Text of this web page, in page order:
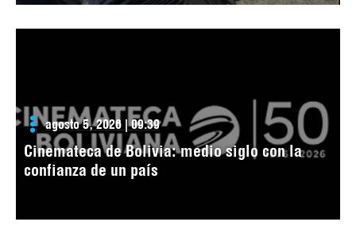
agosto 5, 2026 | 09:39
Cinemateca de Bolivia: medio siglo con la
confianza de un país